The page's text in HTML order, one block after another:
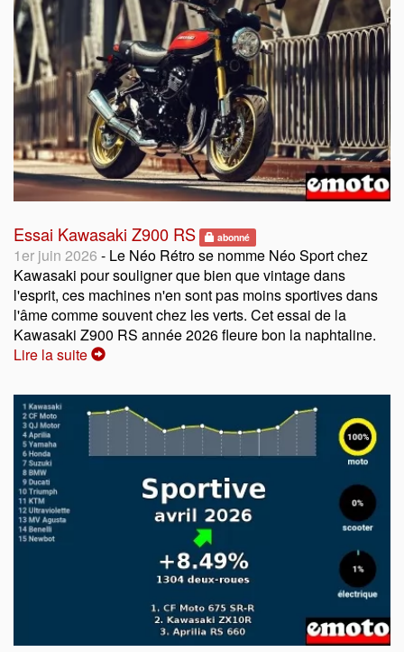
Essai Kawasaki Z900 RS abonné
1er juin 2026 - Le Néo Rétro se nomme Néo Sport chez
Kawasaki pour souligner que bien que vintage dans
l'esprit, ces machines n'en sont pas moins sportives dans
l'âme comme souvent chez les verts. Cet essai de la
Kawasaki Z900 RS année 2026 fleure bon la naphtaline.
Lire la suite